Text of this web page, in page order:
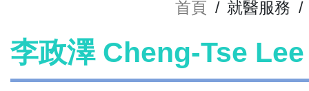
首頁 / 就醫服務 /
李政澤 Cheng-Tse